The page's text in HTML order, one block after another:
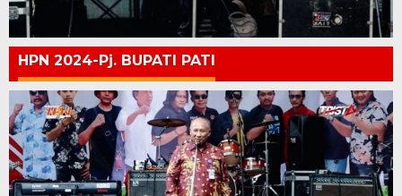
HPN 2024-Pj. BUPATI PATI